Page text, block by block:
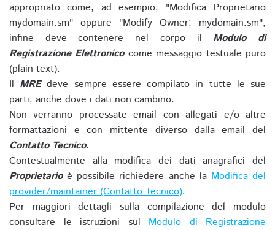
appropriato come, ad esempio, "Modifica Proprietario
mydomain.sm" oppure "Modify Owner: mydomain.sm",
infine deve contenere nel corpo il Modulo di
Registrazione Elettronicocome messaggio testuale puro
(plain text).
Il MREdeve sempre essere compilato in tutte le sue
parti, anche dove i dati non cambino.
Non verranno processate email con allegati e/o altre
formattazioni e con mittente diverso dalla email del
Contatto Tecnico.
Contestualmente alla modifica dei dati anagrafici del
Proprietarioè possibile richiedere anche laModifica del
provider/maintainer (Contatto Tecnico).
Per maggiori dettagli sulla compilazione del modulo
consultare le istruzioni sul Modulo di Registrazione